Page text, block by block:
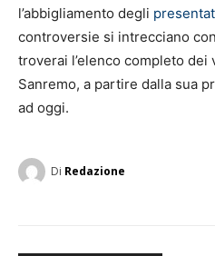
l’abbigliamento degli
controversie si intrecciano
troverai l’elenco completo
Sanremo, a partire dalla sua
ad oggi.
Di Redazione